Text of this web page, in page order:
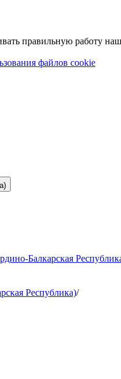
правильную работу
файлов cookie
Балкарская
Республика)/